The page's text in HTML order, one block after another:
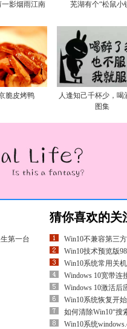
影烟雨江南 芜湖有个“松鼠小
脆皮烤鸭
人逢知己千杯少，喝
图集
第一台
猜你喜欢的关
Win10不兼容第三
Win10技术预览版
Win10系统常用关
Windows 10宽带连
Windows 10激活后
Win10系统恢复开
如何清除Win10“搜
Win10系统